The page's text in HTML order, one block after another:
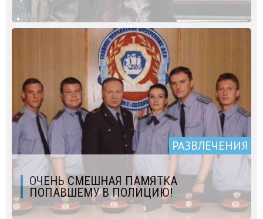
РАЗВЛЕЧЕНИЯ
ОЧЕНЬ СМЕШНАЯ ПАМЯТКА
ПОПАВШЕМУ В ПОЛИЦИЮ!